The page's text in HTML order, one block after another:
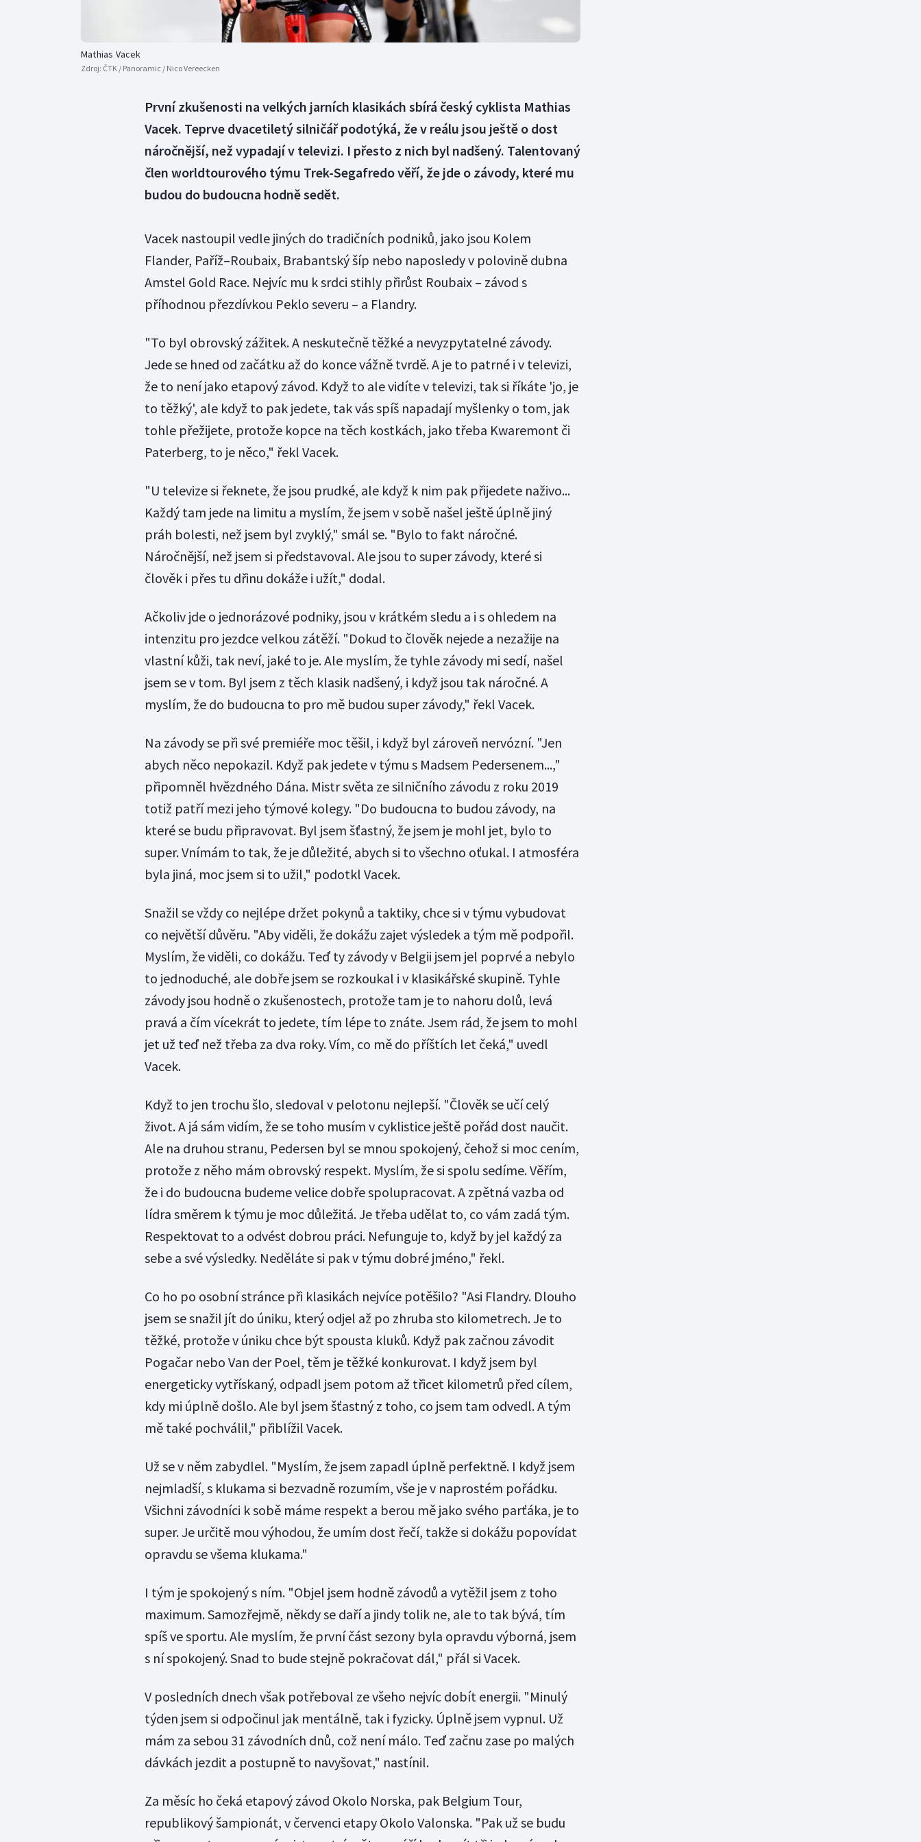
Mathias Vacek
Zdroj: ČTK / Panoramic / Nico Vereecken
První zkušenosti na velkých jarních klasikách sbírá český cyklista Mathias
Vacek. Teprve dvacetiletý silničář podotýká, že v reálu jsou ještě o dost
náročnější, než vypadají v televizi. I přesto z nich byl nadšený. Talentovaný
člen worldtourového týmu Trek-Segafredo věří, že jde o závody, které mu
budou do budoucna hodně sedět.
Vacek nastoupil vedle jiných do tradičních podniků, jako jsou Kolem
Flander, Paříž–Roubaix, Brabantský šíp nebo naposledy v polovině dubna
Amstel Gold Race. Nejvíc mu k srdci stihly přirůst Roubaix – závod s
příhodnou přezdívkou Peklo severu – a Flandry.
"To byl obrovský zážitek. A neskutečně těžké a nevyzpytatelné závody.
Jede se hned od začátku až do konce vážně tvrdě. A je to patrné i v televizi,
že to není jako etapový závod. Když to ale vidíte v televizi, tak si říkáte 'jo, je
to těžký', ale když to pak jedete, tak vás spíš napadají myšlenky o tom, jak
tohle přežijete, protože kopce na těch kostkách, jako třeba Kwaremont či
Paterberg, to je něco," řekl Vacek.
"U televize si řeknete, že jsou prudké, ale když k nim pak přijedete naživo...
Každý tam jede na limitu a myslím, že jsem v sobě našel ještě úplně jiný
práh bolesti, než jsem byl zvyklý," smál se. "Bylo to fakt náročné.
Náročnější, než jsem si představoval. Ale jsou to super závody, které si
člověk i přes tu dřinu dokáže i užít," dodal.
Ačkoliv jde o jednorázové podniky, jsou v krátkém sledu a i s ohledem na
intenzitu pro jezdce velkou zátěží. "Dokud to člověk nejede a nezažije na
vlastní kůži, tak neví, jaké to je. Ale myslím, že tyhle závody mi sedí, našel
jsem se v tom. Byl jsem z těch klasik nadšený, i když jsou tak náročné. A
myslím, že do budoucna to pro mě budou super závody," řekl Vacek.
Na závody se při své premiéře moc těšil, i když byl zároveň nervózní. "Jen
abych něco nepokazil. Když pak jedete v týmu s Madsem Pedersenem...,"
připomněl hvězdného Dána. Mistr světa ze silničního závodu z roku 2019
totiž patří mezi jeho týmové kolegy. "Do budoucna to budou závody, na
které se budu připravovat. Byl jsem šťastný, že jsem je mohl jet, bylo to
super. Vnímám to tak, že je důležité, abych si to všechno oťukal. I atmosféra
byla jiná, moc jsem si to užil," podotkl Vacek.
Snažil se vždy co nejlépe držet pokynů a taktiky, chce si v týmu vybudovat
co největší důvěru. "Aby viděli, že dokážu zajet výsledek a tým mě podpořil.
Myslím, že viděli, co dokážu. Teď ty závody v Belgii jsem jel poprvé a nebylo
to jednoduché, ale dobře jsem se rozkoukal i v klasikářské skupině. Tyhle
závody jsou hodně o zkušenostech, protože tam je to nahoru dolů, levá
pravá a čím vícekrát to jedete, tím lépe to znáte. Jsem rád, že jsem to mohl
jet už teď než třeba za dva roky. Vím, co mě do příštích let čeká," uvedl
Vacek.
Když to jen trochu šlo, sledoval v pelotonu nejlepší. "Člověk se učí celý
život. A já sám vidím, že se toho musím v cyklistice ještě pořád dost naučit.
Ale na druhou stranu, Pedersen byl se mnou spokojený, čehož si moc cením,
protože z něho mám obrovský respekt. Myslím, že si spolu sedíme. Věřím,
že i do budoucna budeme velice dobře spolupracovat. A zpětná vazba od
lídra směrem k týmu je moc důležitá. Je třeba udělat to, co vám zadá tým.
Respektovat to a odvést dobrou práci. Nefunguje to, když by jel každý za
sebe a své výsledky. Neděláte si pak v týmu dobré jméno," řekl.
Co ho po osobní stránce při klasikách nejvíce potěšilo? "Asi Flandry. Dlouho
jsem se snažil jít do úniku, který odjel až po zhruba sto kilometrech. Je to
těžké, protože v úniku chce být spousta kluků. Když pak začnou závodit
Pogačar nebo Van der Poel, těm je těžké konkurovat. I když jsem byl
energeticky vytřískaný, odpadl jsem potom až třicet kilometrů před cílem,
kdy mi úplně došlo. Ale byl jsem šťastný z toho, co jsem tam odvedl. A tým
mě také pochválil," přiblížil Vacek.
Už se v něm zabydlel. "Myslím, že jsem zapadl úplně perfektně. I když jsem
nejmladší, s klukama si bezvadně rozumím, vše je v naprostém pořádku.
Všichni závodníci k sobě máme respekt a berou mě jako svého parťáka, je to
super. Je určitě mou výhodou, že umím dost řečí, takže si dokážu popovídat
opravdu se všema klukama."
I tým je spokojený s ním. "Objel jsem hodně závodů a vytěžil jsem z toho
maximum. Samozřejmě, někdy se daří a jindy tolik ne, ale to tak bývá, tím
spíš ve sportu. Ale myslím, že první část sezony byla opravdu výborná, jsem
s ní spokojený. Snad to bude stejně pokračovat dál," přál si Vacek.
V posledních dnech však potřeboval ze všeho nejvíc dobít energii. "Minulý
týden jsem si odpočinul jak mentálně, tak i fyzicky. Úplně jsem vypnul. Už
mám za sebou 31 závodních dnů, což není málo. Teď začnu zase po malých
dávkách jezdit a postupně to navyšovat," nastínil.
Za měsíc ho čeká etapový závod Okolo Norska, pak Belgium Tour,
republikový šampionát, v červenci etapy Okolo Valonska. "Pak už se budu